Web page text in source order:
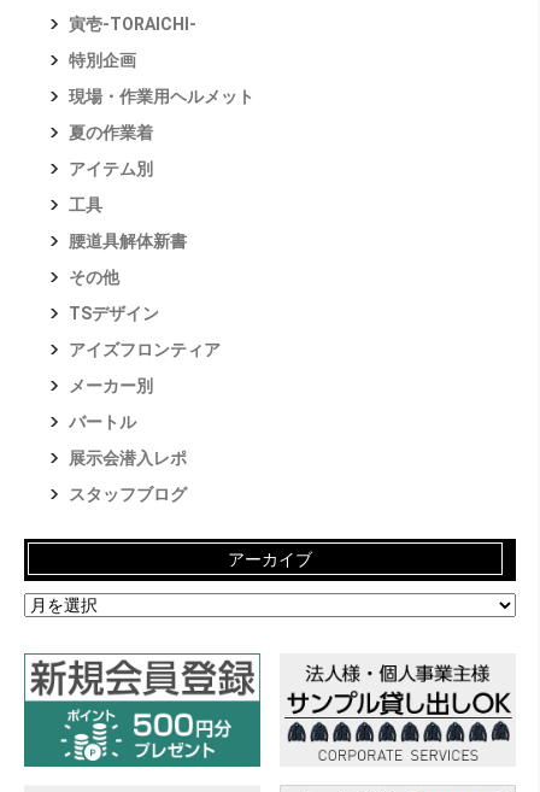
寅壱-TORAICHI-
特別企画
現場・作業用ヘルメット
夏の作業着
アイテム別
工具
腰道具解体新書
その他
TSデザイン
アイズフロンティア
メーカー別
バートル
展示会潜入レポ
スタッフブログ
アーカイブ
ア
ー
イ
ブ